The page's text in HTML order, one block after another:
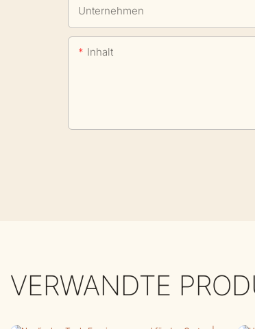
Unternehmen
Inhalt
VERWANDTE